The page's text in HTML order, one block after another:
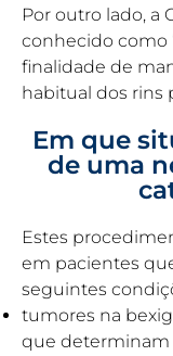
Por outro lado, a
conhecido como
finalidade de
habitual dos rins
Em que
de uma
Estes
em pacientes
seguintes
tumores na
que determinam